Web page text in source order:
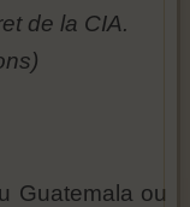
de la CIA.
Guatemala ou